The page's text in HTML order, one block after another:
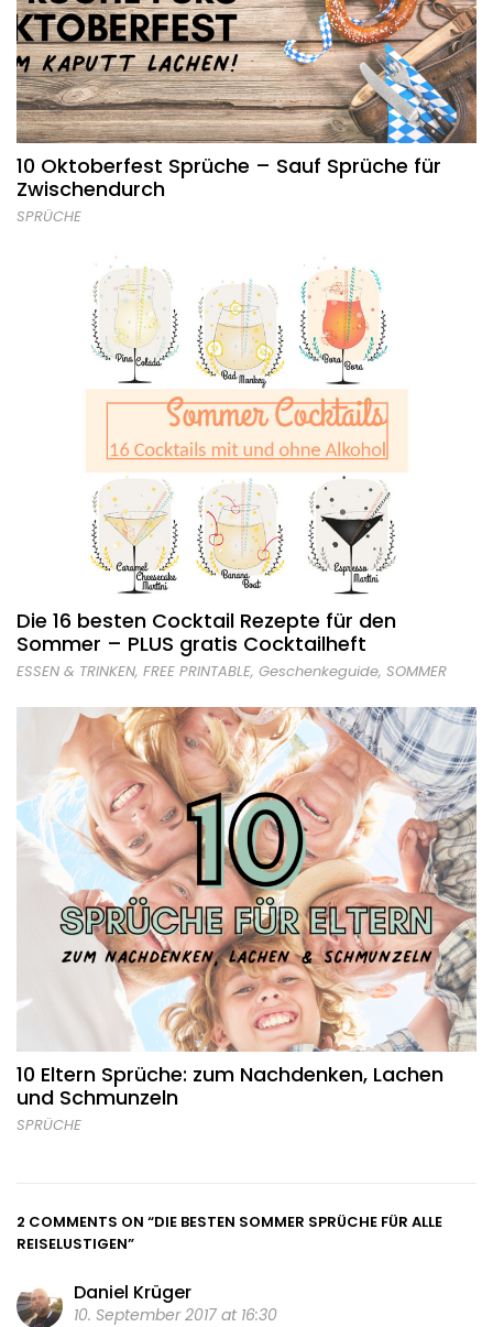
10 Oktoberfest Sprüche – Sauf Sprüche für
Zwischendurch
SPRÜCHE
Die 16 besten Cocktail Rezepte für den
Sommer – PLUS gratis Cocktailheft
ESSEN & TRINKEN, FREE PRINTABLE, Geschenkeguide, SOMMER
10 Eltern Sprüche: zum Nachdenken, Lachen
und Schmunzeln
SPRÜCHE
2 COMMENTS ON “DIE BESTEN SOMMER SPRÜCHE FÜR ALLE
REISELUSTIGEN”
Daniel Krüger
10. September 2017 at 16:30